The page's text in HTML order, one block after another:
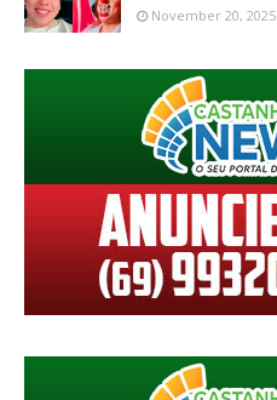
November 20, 2025